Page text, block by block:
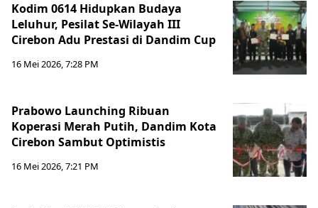
Kodim 0614 Hidupkan Budaya
Leluhur, Pesilat Se-Wilayah III
Cirebon Adu Prestasi di Dandim Cup
16 Mei 2026, 7:28 PM
Prabowo Launching Ribuan
Koperasi Merah Putih, Dandim Kota
Cirebon Sambut Optimistis
16 Mei 2026, 7:21 PM